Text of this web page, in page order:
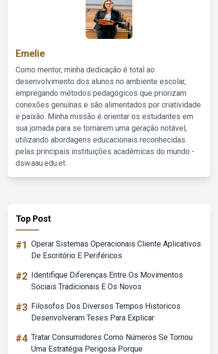
Emelie
Como mentor, minha dedicação é total ao
desenvolvimento dos alunos no ambiente escolar,
empregando métodos pedagógicos que priorizam
conexões genuínas e são alimentados por criatividade
e paixão. Minha missão é orientar os estudantes em
sua jornada para se tornarem uma geração notável,
utilizando abordagens educacionais reconhecidas
pelas principais instituições acadêmicas do mundo -
dsw.aau.edu.et.
Top Post
#1 Operar Sistemas Operacionais Cliente Aplicativos
De Escritório E Periféricos
#2 Identifique Diferenças Entre Os Movimentos
Sociais Tradicionais E Os Novos
#3 Filosofos Dos Diversos Tempos Historicos
Desenvolveram Teses Para Explicar
#4 Tratar Consumidores Como Números Se Tornou
Uma Estratégia Perigosa Porque